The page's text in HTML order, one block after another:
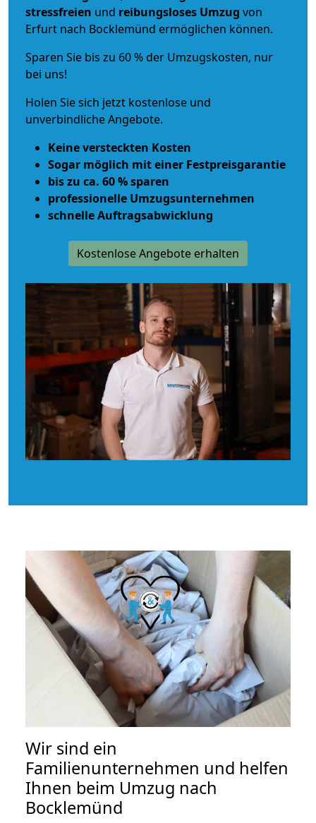
stressfreien und reibungsloses Umzug von
Erfurt nach Bocklemünd ermöglichen können.
Sparen Sie bis zu 60 % der Umzugskosten, nur
bei uns!
Holen Sie sich jetzt kostenlose und
unverbindliche Angebote.
Keine versteckten Kosten
Sogar möglich mit einer Festpreisgarantie
bis zu ca. 60 % sparen
professionelle Umzugsunternehmen
schnelle Auftragsabwicklung
Kostenlose Angebote erhalten
Wir sind ein
Familienunternehmen und helfen
Ihnen beim Umzug nach
Bocklemünd